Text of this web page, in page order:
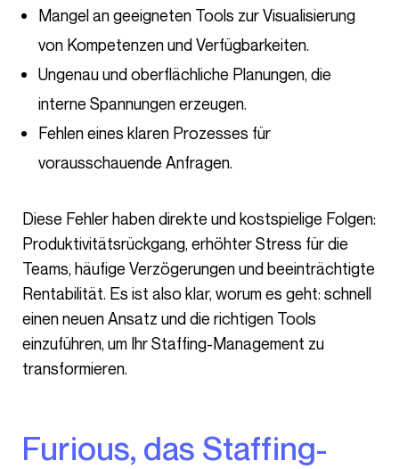
Mangel an geeigneten Tools zur Visualisierung
von Kompetenzen und Verfügbarkeiten.
Ungenau und oberflächliche Planungen, die
interne Spannungen erzeugen.
Fehlen eines klaren Prozesses für
vorausschauende Anfragen.
Diese Fehler haben direkte und kostspielige Folgen:
Produktivitätsrückgang, erhöhter Stress für die
Teams, häufige Verzögerungen und beeinträchtigte
Rentabilität. Es ist also klar, worum es geht: schnell
einen neuen Ansatz und die richtigen Tools
einzuführen, um Ihr Staffing-Management zu
transformieren.
Furious, das Staffing-